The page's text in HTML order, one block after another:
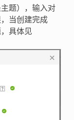
题），输入对
当创建完成
具体见